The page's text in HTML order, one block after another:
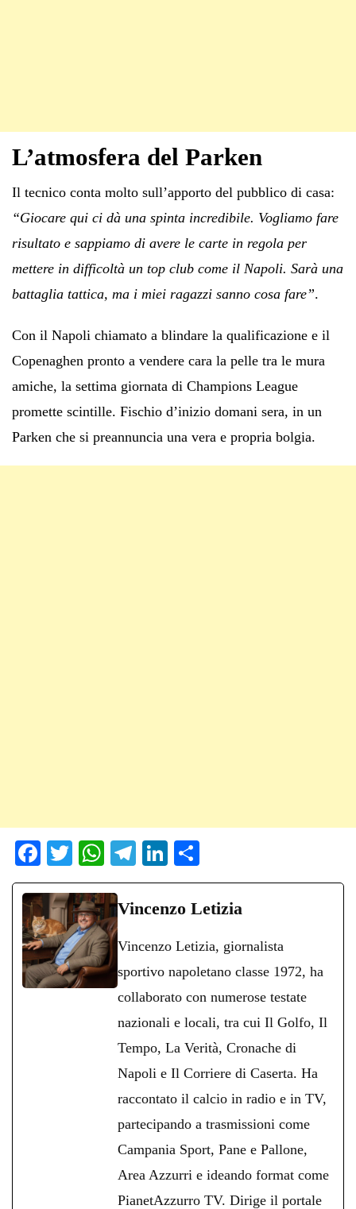
L’atmosfera del Parken
Il tecnico conta molto sull’apporto del pubblico di casa:
“Giocare qui ci dà una spinta incredibile. Vogliamo fare
risultato e sappiamo di avere le carte in regola per
mettere in difficoltà un top club come il Napoli. Sarà una
battaglia tattica, ma i miei ragazzi sanno cosa fare”.
Con il Napoli chiamato a blindare la qualificazione e il
Copenaghen pronto a vendere cara la pelle tra le mura
amiche, la settima giornata di Champions League
promette scintille. Fischio d’inizio domani sera, in un
Parken che si preannuncia una vera e propria bolgia.
Fa
ce
bo
ok
T
wi
tte
r
W
ha
ts
A
pp
Te
le
gr
m
Li
nk
ed
on
di
di
Vincenzo Letizia
Vincenzo Letizia, giornalista
sportivo napoletano classe 1972, ha
collaborato con numerose testate
nazionali e locali, tra cui Il Golfo, Il
Tempo, La Verità, Cronache di
Napoli e Il Corriere di Caserta. Ha
raccontato il calcio in radio e in TV,
partecipando a trasmissioni come
Campania Sport, Pane e Pallone,
Area Azzurri e ideando format come
PianetAzzurro TV. Dirige il portale